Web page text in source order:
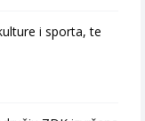
i sporta, te